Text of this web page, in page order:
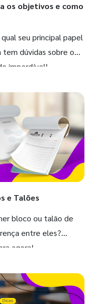
os objetivos e como
seu principal papel
tem dúvidas sobre o
imperdível!
e Talões
bloco ou talão de
entre eles?
agora!